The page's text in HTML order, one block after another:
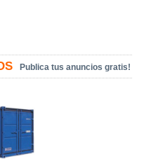
Publica tus anuncios gratis!